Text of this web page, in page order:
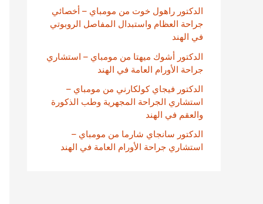
الدكتور راهول خوت من مومباي – أخصائي
جراحة العظام واستبدال المفاصل الروبوتي
في الهند
الدكتور أشوك ميهتا من مومباي – استشاري
جراحة الأورام العامة في الهند
الدكتور فيجاي كولكارني من مومباي –
استشاري الجراحة المجهرية وطب الذكورة
والعقم في الهند
الدكتور سانجاي شارما من مومباي –
استشاري جراحة الأورام العامة في الهند